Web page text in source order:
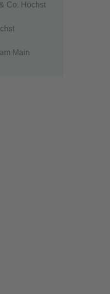
Co. Höchst
Main